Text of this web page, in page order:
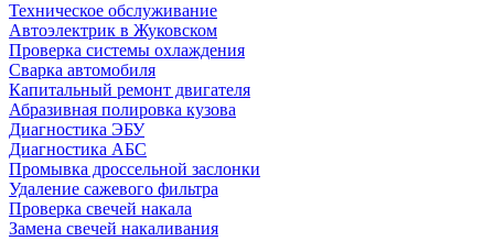
Техническое обслуживание
Автоэлектрик в Жуковском
Проверка системы охлаждения
Сварка автомобиля
Капитальный ремонт двигателя
Абразивная полировка кузова
Диагностика ЭБУ
Диагностика АБС
Промывка дроссельной заслонки
Удаление сажевого фильтра
Проверка свечей накала
Замена свечей накаливания